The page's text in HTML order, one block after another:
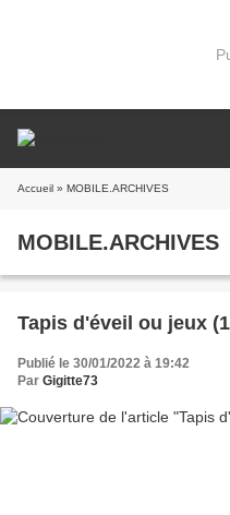
Accueil » MOBILE.ARCHIVES
MOBILE.ARCHIVES
Tapis d'éveil ou jeux
Publié le 30/01/2022 à 19:42
Par Gigitte73